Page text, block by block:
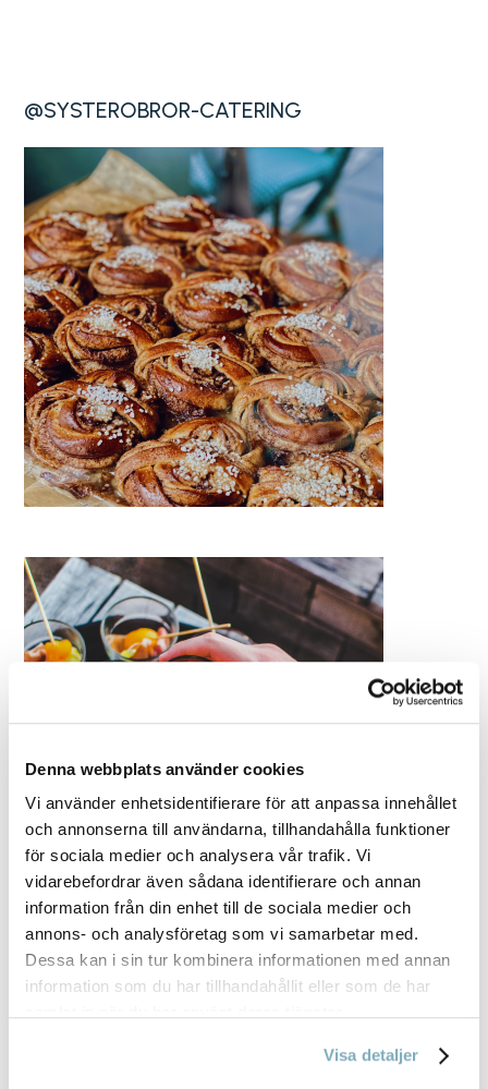
Denna webbplats använder cookies
Vi använder enhetsidentifierare för att anpassa innehållet
och annonserna till användarna, tillhandahålla funktioner
för sociala medier och analysera vår trafik. Vi
vidarebefordrar även sådana identifierare och annan
information från din enhet till de sociala medier och
annons- och analysföretag som vi samarbetar med.
Dessa kan i sin tur kombinera informationen med annan
information som du har tillhandahållit eller som de har
Visa detaljer
@SYSTEROBROR-CATERING